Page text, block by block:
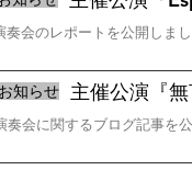
奏会のレポートを公開しまし
主催公演『
お知らせ
奏会に関するブログ記事を公